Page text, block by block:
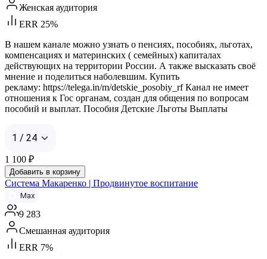
Женская аудитория
ERR 25%
В нашем канале можно узнать о пенсиях, пособиях, льготах,
компенсациях и материнских ( семейных) капиталах
действующих на территории России. А также высказать своё
мнение и поделиться наболевшим. Купить
рекламу: https://telega.in/m/detskie_posobiy_rf Канал не имеет
отношения к Гос органам, создан для общения по вопросам
пособий и выплат. Пособия Детские Льготы Выплаты
1 / 24
1 100 ₽
Добавить в корзину
Система Макаренко | Продвинутое воспитание
Max
9 283
Смешанная аудитория
ERR 7%